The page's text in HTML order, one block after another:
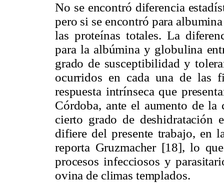
No se encontró diferencia
pero si se encontró para
las proteínas totales. La
para la albúmina y globulina
grado de susceptibilidad y
ocurridos en cada una de las
respuesta intrínseca que
Córdoba, ante el aumento de la
cierto grado de deshidratación
difiere del presente trabajo, en
reporta Gruzmacher [18], lo
procesos infecciosos y
ovina de climas templados.